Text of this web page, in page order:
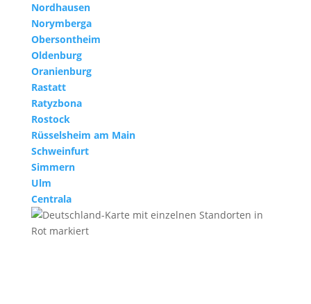
Nordhausen
Norymberga
Obersontheim
Oldenburg
Oranienburg
Rastatt
Ratyzbona
Rostock
Rüsselsheim am Main
Schweinfurt
Simmern
Ulm
Centrala